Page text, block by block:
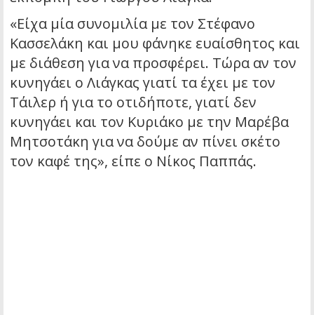
«Είχα μία συνομιλία με τον Στέφανο
Κασσελάκη και μου φάνηκε ευαίσθητος και
με διάθεση για να προσφέρει. Τώρα αν τον
κυνηγάει ο Λιάγκας γιατί τα έχει με τον
Τάιλερ ή για το οτιδήποτε, γιατί δεν
κυνηγάει και τον Κυριάκο με την Μαρέβα
Μητσοτάκη για να δούμε αν πίνει σκέτο
τον καφέ της», είπε ο Νίκος Παππάς.